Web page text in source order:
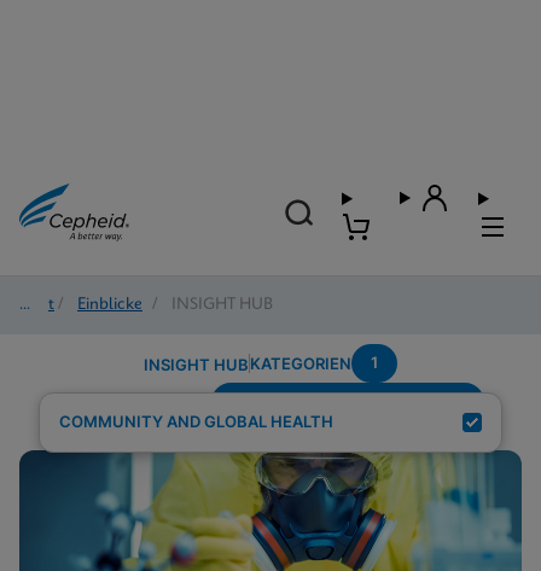
Start / Einblicke / INSIGHT HUB
INSIGHT HUBKATEGORIEN 1
COMMUNITY AND GLOBAL HEALTH